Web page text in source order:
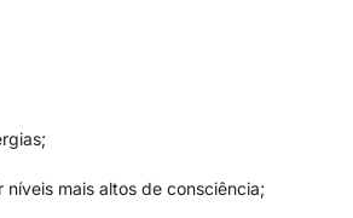
mais altos de consciência;